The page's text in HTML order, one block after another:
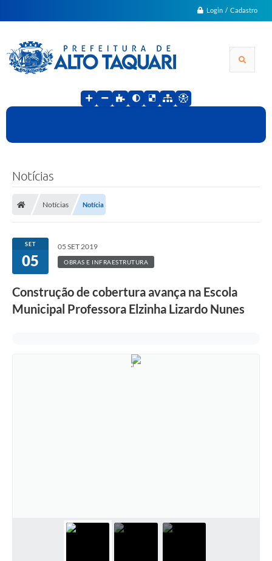
Login / Cadastro
Notícias
Notícias Notícia
SET
05
05 SET 2019
OBRAS E INFRAESTRUTURA
Construção de cobertura avança na Escola
Municipal Professora Elzinha Lizardo Nunes